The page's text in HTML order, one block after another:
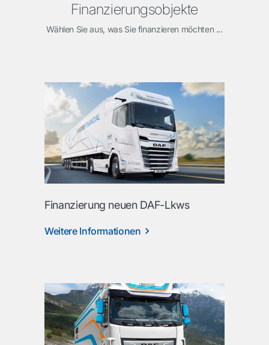
Finanzierungsobjekte
Wählen Sie aus, was Sie finanzieren möchten ...
Finanzierung neuen DAF-Lkws
Weitere Informationen